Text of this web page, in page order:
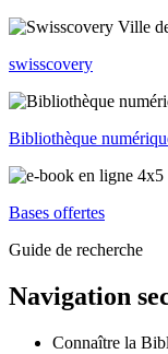
swisscovery
Bibliothèque
Bases offertes
Guide de recherche
Navigation
Connaître la